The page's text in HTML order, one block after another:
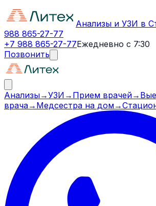
Анализы и УЗИ в
988 865-27-77
+7 988 865-27-77Ежедневно с 7:30
Позвонить
Анализы→УЗИ → Прием врачей→
врача→ Медсестра на дом→